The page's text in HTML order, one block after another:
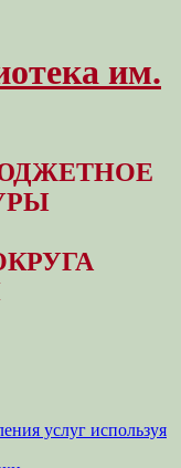
им.
услуг используя